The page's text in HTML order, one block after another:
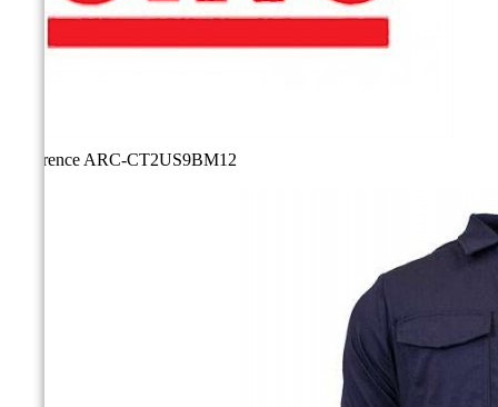
Référence ARC-CT2US9BM12